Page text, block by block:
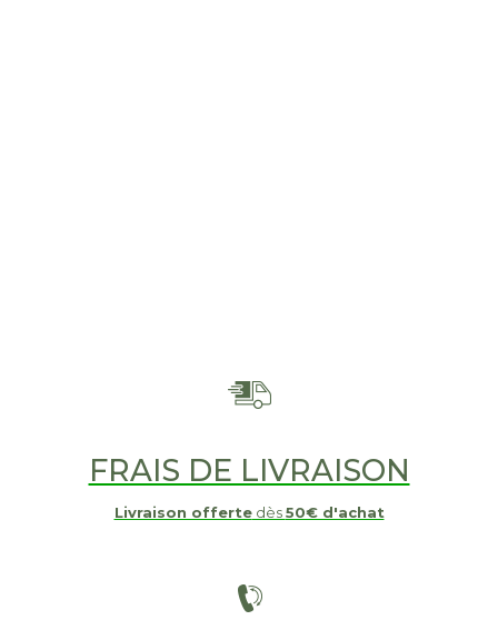
FRAIS DE LIVRAISON
Livraison offertedès50€ d'achat